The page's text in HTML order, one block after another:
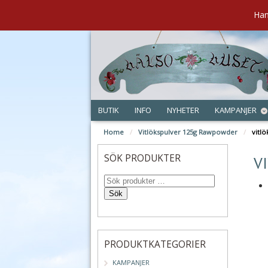
BUTIK INFO NYHETER KAMPANJER
Home / Vitlökspulver 125g Rawpowder /
SÖK PRODUKTER
Sök
PRODUKTKATEGORIER
KAMPANJER